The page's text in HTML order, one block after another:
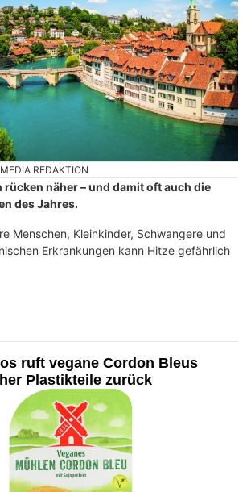
REDAKTION
rücken näher – und damit oft auch die
des Jahres.
Menschen, Kleinkinder, Schwangere und
Erkrankungen kann Hitze gefährlich
ruft vegane Cordon Bleus
Plastikteile zurück